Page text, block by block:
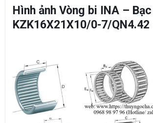
Hình ảnh Vòng bi INA –
KZK16X21X10/0-7/QN4.42